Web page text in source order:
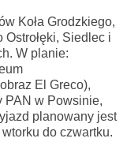
Koła Grodzkiego,
Siedlec i
W planie:
El Greco),
PAN w Powsinie,
planowany jest
do czwartku.